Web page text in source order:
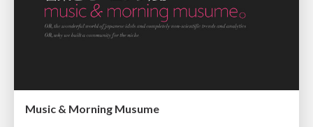
Music & Morning Musume